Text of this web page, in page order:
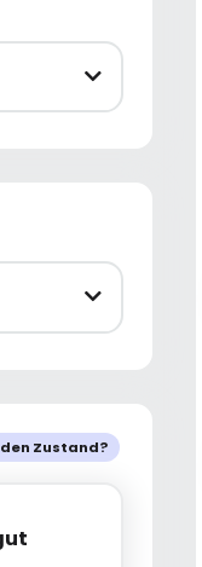
Zustand?
gut